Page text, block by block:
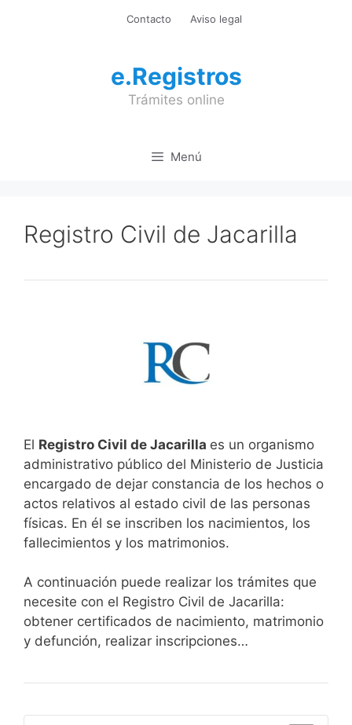
Contacto Aviso legal
e.Registros
Trámites online
Menú
Registro Civil de Jacarilla
El Registro Civil de Jacarilla es un organismo
administrativo público del Ministerio de Justicia
encargado de dejar constancia de los hechos o
actos relativos al estado civil de las personas
físicas. En él se inscriben los nacimientos, los
fallecimientos y los matrimonios.
A continuación puede realizar los trámites que
necesite con el Registro Civil de Jacarilla:
obtener certificados de nacimiento, matrimonio
y defunción, realizar inscripciones…